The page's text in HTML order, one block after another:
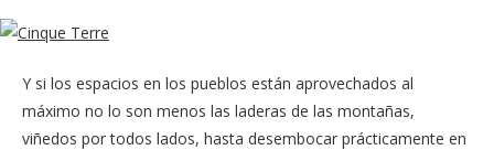
Y si los espacios en los pueblos están aprovechados al
máximo no lo son menos las laderas de las montañas,
viñedos por todos lados, hasta desembocar prácticamente en